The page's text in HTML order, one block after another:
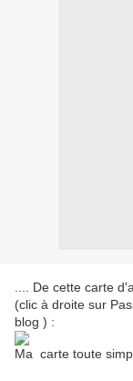
.... De cette carte
(clic à droite sur
blog ) :
Ma carte toute